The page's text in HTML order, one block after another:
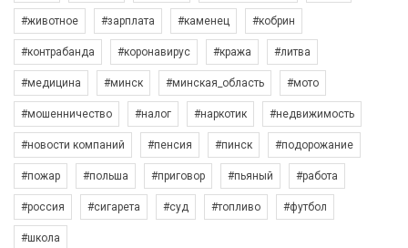
#животное #зарплата #каменец #кобрин
#контрабанда #коронавирус #кража #литва
#медицина #минск #минская_область #мото
#мошенничество #налог #наркотик #недвижимость
#новости компаний #пенсия #пинск #подорожание
#пожар #польша #приговор #пьяный #работа
#россия #сигарета #суд #топливо #футбол
#школа